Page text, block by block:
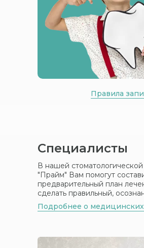
Правила
Специалисты
В нашей
"Прайм" Вам помогут
предварительный план
сделать правильный,
Подробнее о медицинских